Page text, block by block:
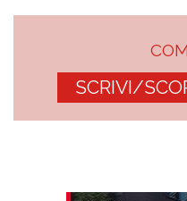
SCRIVI/